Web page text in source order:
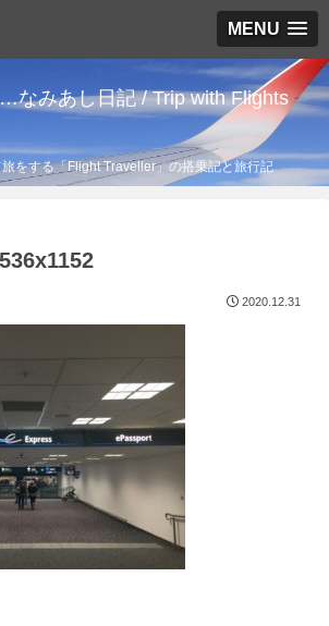
MENU
なみあし日記 / Trip with Flights
をする「Flight Traveller」の搭乗記と旅行記
2020.12.31